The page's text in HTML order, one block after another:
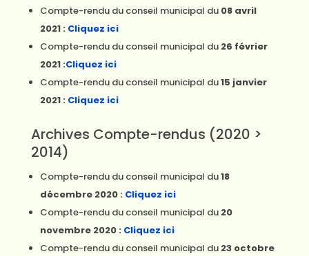
Compte-rendu du conseil municipal du 08 avril
2021 : Cliquez ici
Compte-rendu du conseil municipal du 26 février
2021 :Cliquez ici
Compte-rendu du conseil municipal du15 janvier
2021 : Cliquez ici
Archives Compte-rendus (2020 >
2014)
Compte-rendu du conseil municipal du18
décembre 2020 : Cliquez ici
Compte-rendu du conseil municipal du 20
novembre 2020 : Cliquez ici
Compte-rendu du conseil municipal du 23 octobre